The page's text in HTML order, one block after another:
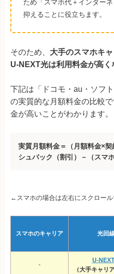
ため「スマホ代＋インター
抑えることに役立ちます。
そのため、 大手のスマホキ
U-NEXT光は利用料金が高く
下記は「ドコモ・au・ソフ
の実質的な月額料金の比較
金が高いことがわかります。
実質月額料金＝（月額料金×
シュバック（割引）－（スマ
←スマホの場合は左右にスクロー
スマホのキャリア 光回
‐
U-
（大手キャリ